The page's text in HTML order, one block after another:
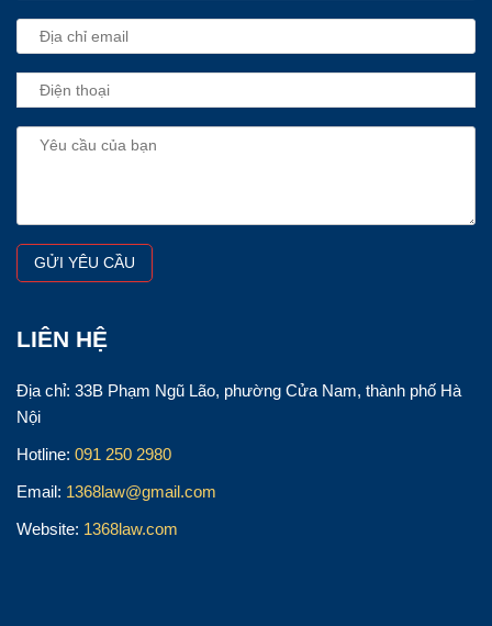
LIÊN HỆ
Địa chỉ: 33B Phạm Ngũ Lão, phường Cửa Nam, thành phố Hà
Nội
Hotline: 091 250 2980
Email: 1368law@gmail.com
Website: 1368law.com